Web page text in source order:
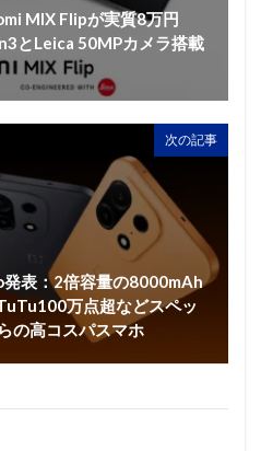
MIX Flipが実質8万円
とLeica 50MPカメラ搭載
次の記事
表：2倍容量の8000mAh
万点超などスペッ
の高コスパスマホ